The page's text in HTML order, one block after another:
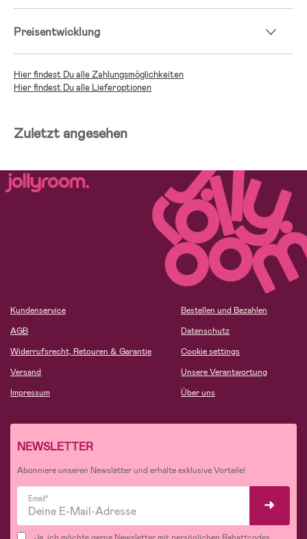
Preisentwicklung
Hier findest Du alle Zahlungsmöglichkeiten
Hier findest Du alle Lieferoptionen
Zuletzt angesehen
Kundenservice
AGB
Widerrufsrecht, Retouren & Garantie
Versand
Impressum
Bestellen und Bezahlen
Datenschutz
Cookie settings
Unsere Verantwortung
Über uns
NEWSLETTER
Abonniere unseren Newsletter und erhalte exklusive Vorteile!
Email*